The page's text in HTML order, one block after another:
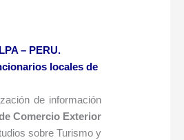
– PERU.
locales de
de información
Comercio Exterior
sobre Turismo y